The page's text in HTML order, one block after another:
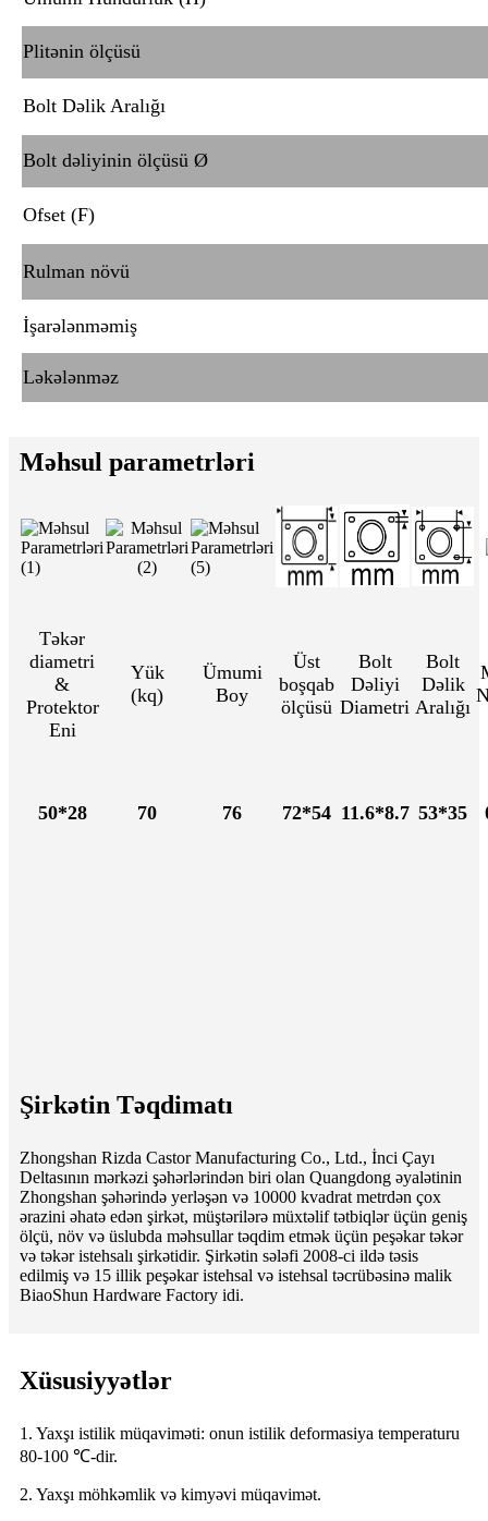
Plitənin ölçüsü
Bolt Dəlik Aralığı
Bolt dəliyinin ölçüsü Ø
Ofset (F)
Rulman növü
İşarələnməmiş
Ləkələnməz
Məhsul parametrləri
Təkər
diametri
&
Protektor
Eni
Yük
(kq)
Ümumi
Boy
Üst
boşqab
ölçüsü
Bolt
Dəliyi
Diametri
Bolt
Dəlik
Aralığı
50*28 70 76 72*54 11.6*8.7 53*35
Şirkətin Təqdimatı
Zhongshan Rizda Castor Manufacturing Co., Ltd., İnci Çayı
Deltasının mərkəzi şəhərlərindən biri olan Quangdong əyalətinin
Zhongshan şəhərində yerləşən və 10000 kvadrat metrdən çox
ərazini əhatə edən şirkət, müştərilərə müxtəlif tətbiqlər üçün geniş
ölçü, növ və üslubda məhsullar təqdim etmək üçün peşəkar təkər
və təkər istehsalı şirkətidir. Şirkətin sələfi 2008-ci ildə təsis
edilmiş və 15 illik peşəkar istehsal və istehsal təcrübəsinə malik
BiaoShun Hardware Factory idi.
Xüsusiyyətlər
1. Yaxşı istilik müqaviməti: onun istilik deformasiya temperaturu
80-100 ℃-dir.
2. Yaxşı möhkəmlik və kimyəvi müqavimət.